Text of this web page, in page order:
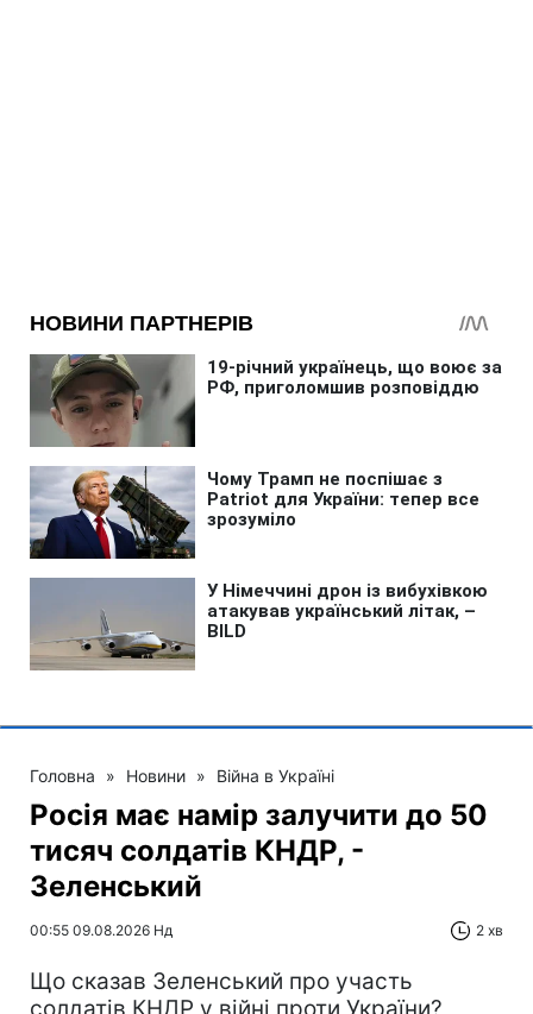
Головна » Новини » Війна в Україні
Росія має намір залучити до 50
тисяч солдатів КНДР, -
Зеленський
00:55 09.08.2026 Нд 2 хв
Що сказав Зеленський про участь
солдатів КНДР у війні проти України?